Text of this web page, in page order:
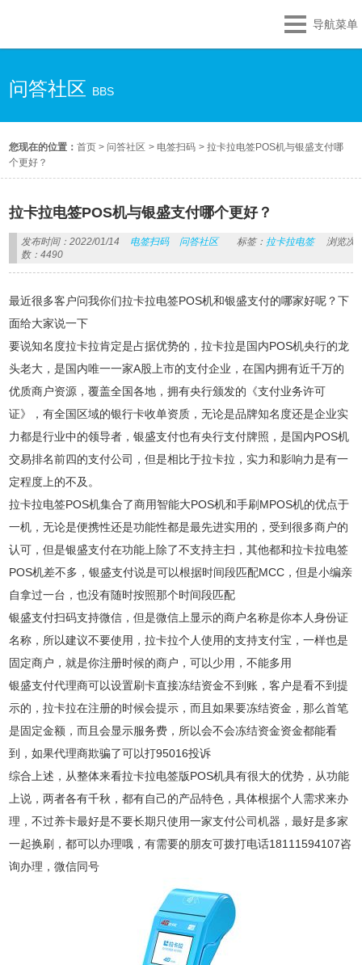
导航菜单
问答社区 BBS
您现在的位置：首页 > 问答社区 > 电签扫码 >拉卡拉电签POS机与银盛支付哪
个更好？
拉卡拉电签POS机与银盛支付哪个更好？
发布时间：2022/01/14 电签扫码 问答社区 标签： 拉卡拉电签
浏览次
数：4490
最近很多客户问我你们拉卡拉电签POS机和银盛支付的哪家好呢？下
面给大家说一下
要说知名度拉卡拉肯定是占据优势的，拉卡拉是国内POS机央行的龙
头老大，是国内唯一一家A股上市的支付企业，在国内拥有近千万的
优质商户资源，覆盖全国各地，拥有央行颁发的《支付业务许可
证》，有全国区域的银行卡收单资质，无论是品牌知名度还是企业实
力都是行业中的领导者，银盛支付也有央行支付牌照，是国内POS机
交易排名前四的支付公司，但是相比于拉卡拉，实力和影响力是有一
定程度上的不及。
拉卡拉电签POS机集合了商用智能大POS机和手刷MPOS机的优点于
一机，无论是便携性还是功能性都是最先进实用的，受到很多商户的
认可，但是银盛支付在功能上除了不支持主扫，其他都和拉卡拉电签
POS机差不多，银盛支付说是可以根据时间段匹配MCC，但是小编亲
自拿过一台，也没有随时按照那个时间段匹配
银盛支付扫码支持微信，但是微信上显示的商户名称是你本人身份证
名称，所以建议不要使用，拉卡拉个人使用的支持支付宝，一样也是
固定商户，就是你注册时候的商户，可以少用，不能多用
银盛支付代理商可以设置刷卡直接冻结资金不到账，客户是看不到提
示的，拉卡拉在注册的时候会提示，而且如果要冻结资金，那么首笔
是固定金额，而且会显示服务费，所以会不会冻结资金资金都能看
到，如果代理商欺骗了可以打95016投诉
综合上述，从整体来看拉卡拉电签版POS机具有很大的优势，从功能
上说，两者各有千秋，都有自己的产品特色，具体根据个人需求来办
理，不过养卡最好是不要长期只使用一家支付公司机器，最好是多家
一起换刷，都可以办理哦，有需要的朋友可拨打电话18111594107咨
询办理，微信同号